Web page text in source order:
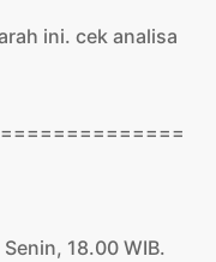
ini. cek analisa
Senin, 18.00 WIB.